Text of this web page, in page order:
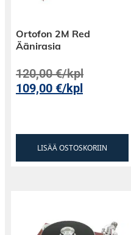
Ortofon 2M Red
Äänirasia
120,00€/kpl
109,00€/kpl
LISÄÄ OSTOSKORIIN